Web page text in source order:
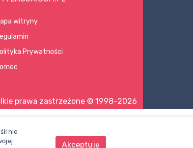
witryny
Prywatności
prawa zastrzeżone © 1998–2026
nie
Akceptuję